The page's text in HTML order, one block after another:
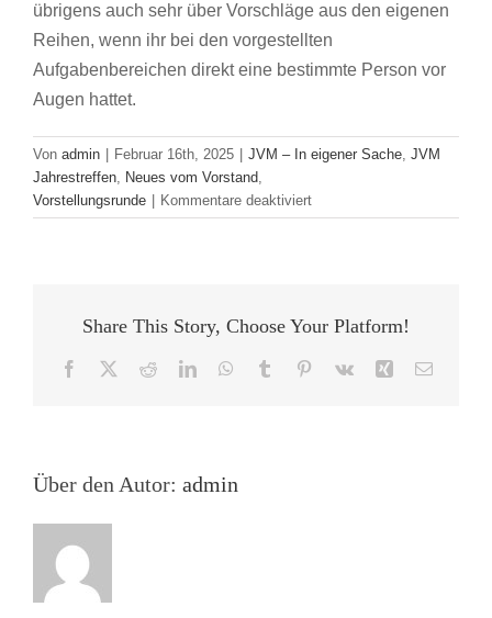
übrigens auch sehr über Vorschläge aus den eigenen
Reihen, wenn ihr bei den vorgestellten
Aufgabenbereichen direkt eine bestimmte Person vor
Augen hattet.
Von admin Februar 16th, 2025 JVM – In eigener Sache, JVM
Jahrestreffen, Neues vom Vorstand,
Vorstellungsrunde
Kommentare deaktiviertfür
Ein
Share This Story, Choose Your Platform!
Facebook RedditLinkedInWhatsApp
Tumblr Pinterest
Vk Xing E-
Über den Autor: admin